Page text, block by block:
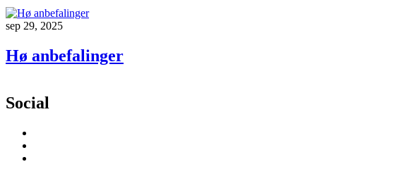
sep 29, 2025
Hø anbefalinger
Social